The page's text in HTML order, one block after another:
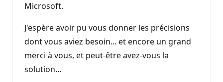
Microsoft.
J'espère avoir pu vous donner les précisions
dont vous aviez besoin... et encore un grand
merci à vous, et peut-être avez-vous la
solution...